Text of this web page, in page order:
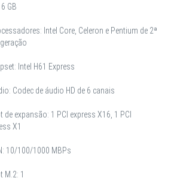
GB
Intel Core, Celeron e Pentium de 2ª
Intel H61 Express
Codec de áudio HD de 6 canais
de expansão: 1 PCI express X16, 1 PCI
X1
10/100/1000 MBPs
M.2: 1